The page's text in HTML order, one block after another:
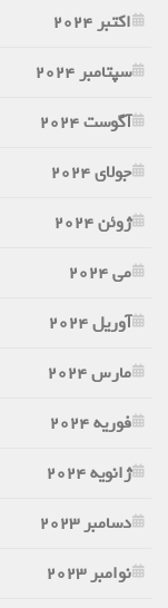
اکتبر 2024
سپتامبر 2024
آگوست 2024
جولای 2024
ژوئن 2024
می 2024
آوریل 2024
مارس 2024
فوریه 2024
ژانویه 2024
دسامبر 2023
نوامبر 2023